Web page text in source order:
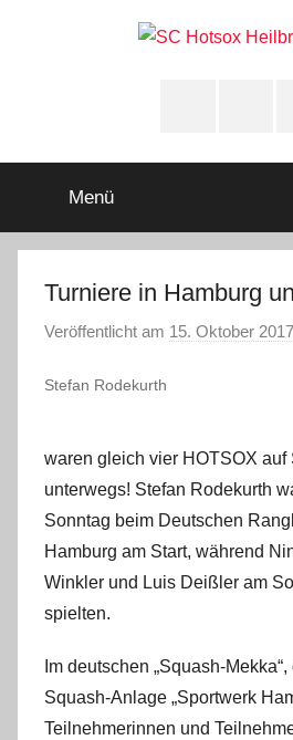
Heilbronn
e.V.
Menü
Turniere in Hamburg
Veröffentlicht am 15. Oktober 2017
Stefan Rodekurth
waren gleich vier HOTSOX auf
unterwegs! Stefan Rodekurth
Sonntag beim Deutschen
Hamburg am Start, während
Winkler und Luis Deißler am
spielten.
Im deutschen „Squash-
Squash-Anlage „Sportwerk
Teilnehmerinnen und